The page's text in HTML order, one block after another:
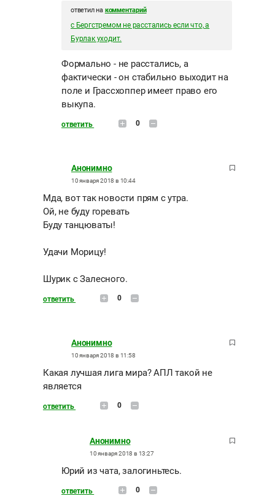
ответил на комментарий
с Бергстремом не расстались если что, а
Бурлак уходит.
Формально - не расстались, а
фактически - он стабильно выходит на
поле и Грассхоппер имеет право его
выкупа.
ответить 0
Анонимно
10 января 2018 в 10:44
Мда, вот так новости прям с утра.
Ой, не буду горевать
Буду танцюваты!
Удачи Морицу!
Шурик с Залесного.
ответить 0
Анонимно
10 января 2018 в 11:58
Какая лучшая лига мира? АПЛ такой не
является
ответить 0
Анонимно
10 января 2018 в 13:27
Юрий из чата, залогиньтесь.
ответить 0